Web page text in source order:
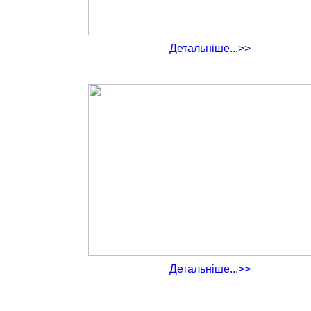
Детальніше...>>
Детальніше...>>